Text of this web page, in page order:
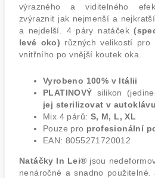
výrazného a viditelného
zvýraznit jak nejmenší a
a nejdelší. 4 páry natáček
levé oko) různých velikostí pro
vnitřního po vnější koutek oka.
Vyrobeno 100% v Itálii
PLATINOVÝ silikon
jej sterilizovat v autoklávu
Mix 4 párů: S, M, L, XL
Pouze pro profesionální
EAN: 8055271720012
Natáčky In Lei® jsou
nenáročné a snadno